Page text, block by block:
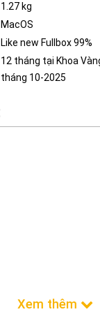
1.27 kg
MacOS
Like new Fullbox 99%
12 tháng tại Khoa
tháng 10-2025